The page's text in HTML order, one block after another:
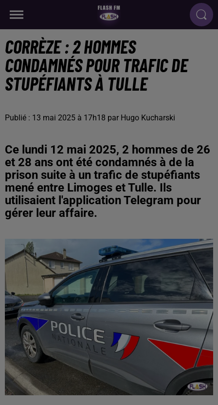
CORRÈZE : 2 HOMMES
CONDAMNÉS POUR TRAFIC DE
STUPÉFIANTS À TULLE
Publié : 13 mai 2025 à 17h18 par Hugo Kucharski
Ce lundi 12 mai 2025, 2 hommes de 26
et 28 ans ont été condamnés à de la
prison suite à un trafic de stupéfiants
mené entre Limoges et Tulle. Ils
utilisaient l'application Telegram pour
gérer leur affaire.